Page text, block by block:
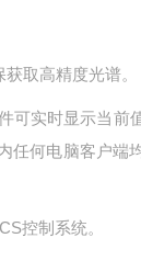
取高精度光谱。
可实时显示当前
任何电脑客户端
控制系统。